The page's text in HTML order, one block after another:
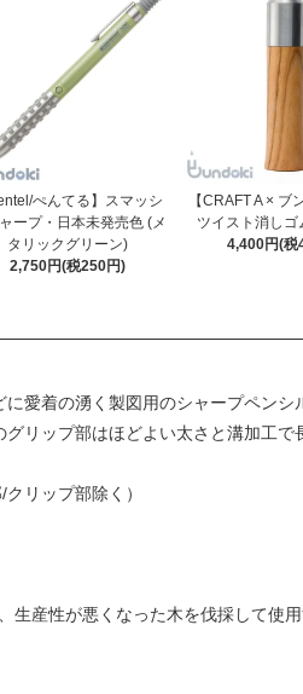
ぺんてる】スマッシ
ープ・日本未発売色 (メ
タリックグリーン)
2,750円(税250円)
【CRAFT A × ブ
ツイスト消しゴ
4,400円(税
愛着の湧く製図用のシャープペンシ
リップ部はほどよい太さと溝加工で
リップ部除く）
生産性が悪くなった木を伐採して使